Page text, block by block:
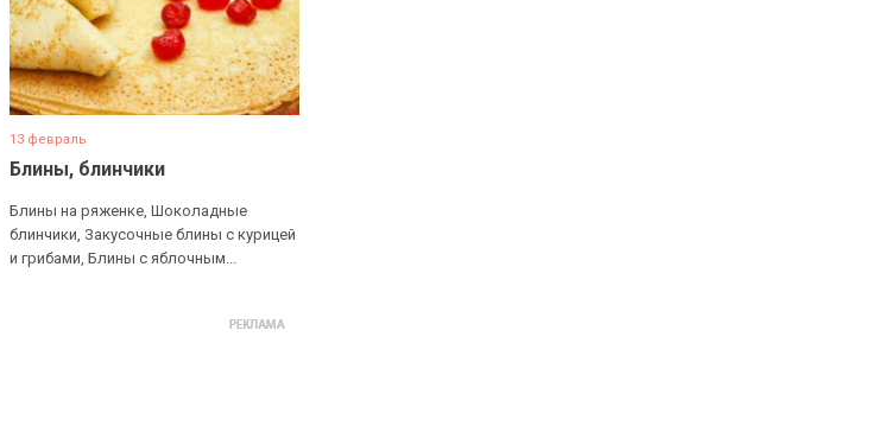
13 февраль
Блины, блинчики
Блины на ряженке, Шоколадные
блинчики, Закусочные блины с курицей
и грибами, Блины с яблочным...